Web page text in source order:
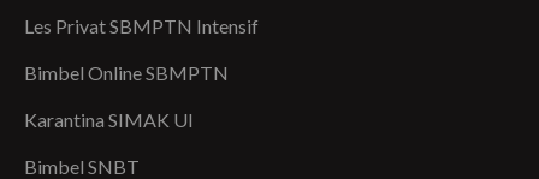
Les Privat SBMPTN Intensif
Bimbel Online SBMPTN
Karantina SIMAK UI
Bimbel SNBT